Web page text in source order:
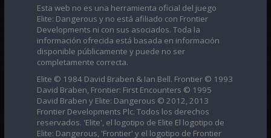
Esta web no es una herramienta oficial del juego
Elite: Dangerous y no está afiliado con Frontier
Developments ni con sus asociados. Toda la
información ofrecida está basada en información
disponible públicamente y puede no ser
completamente correcta.
Elite © 1984 David Braben & Ian Bell. Frontier © 1993
David Braben, Frontier: First Encounters © 1995
David Braben y Elite: Dangerous © 2012, 2013
Frontier Developments Plc. Todos los derechos
reservados. 'Elite', el logotipo de Elite El logotipo de
Elite: Dangerous, 'Frontier' y el logotipo de Frontier